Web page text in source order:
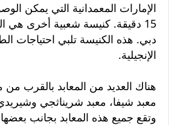
الإمارات المعمدانية التي يمكن
15 دقيقة. كنيسة شعبية أخرى هي
دبي. هذه الكنيسة تلبي احتياجات
الإنجيلية.
معبد شيفا، معبد شريناثجي
وتقع جميع هذه المعابد بجانب